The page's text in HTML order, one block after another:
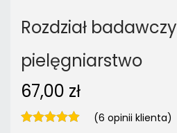
Rozdział badawczy
pielęgniarstwo
67,00 zł
(6 opinii klienta)